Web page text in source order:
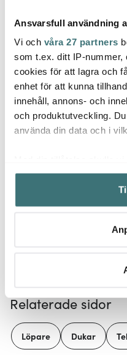
Ansvarsfull användning
Vi och våra 27 partners
som t.ex. ditt IP-nummer,
cookies för att lagra och
enhet för att kunna
innehåll, annons- och
och produktutveckling.
använda din data och i
Samla in information
kan ha en
Identifiera din enhet
Ta reda på mer om hur
Du kan ändra eller dra
Vi använder cookies för
ska anpassas efter det
gör också att vi kan
Tell Me More
Nella handduk våfflad
50x70 cm taupe stripe
119 kr 149 kr
Låt dig
Relaterade sidor
Löpare Dukar